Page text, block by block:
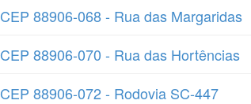
CEP 88906-068 - Rua das Margaridas
CEP 88906-070 - Rua das Hortências
CEP 88906-072 - Rodovia SC-447